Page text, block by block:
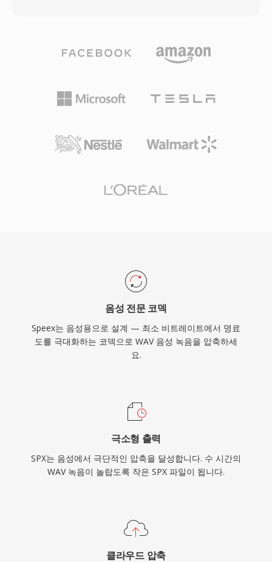
MB를 차지 — 그리고 32비트 RIFF 구조가 4 GB
제한을 부과하지만, RF64가 이 한계를 없앱니다.
변 비트레이트 인코딩을 지원합니다. 뛰어난 장점
상용 및 오픈소스 제품 모두에 자유롭게 임베딩할
수 있었습니다. Speex는 또한 음향 에코 제거, 노
이 일반적으로 외부 라이브러리에 위임하는 기능
VoIP 시스템, 보관된 녹음, 경량 디코더 풋프린트
음성 전문 코덱
Speex는 음성용으로 설계 — 최소 비트레이트에서 명료
도를 극대화하는 코덱으로 WAV 음성 녹음을 압축하세
요.
극소형 출력
SPX는 음성에서 극단적인 압축을 달성합니다. 수 시간의
WAV 녹음이 놀랍도록 작은 SPX 파일이 됩니다.
클라우드 압축